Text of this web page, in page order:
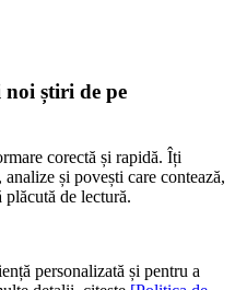
noi știri de pe
corectă și rapidă. Îți
și povești care contează,
de lectură.
personalizată și pentru a